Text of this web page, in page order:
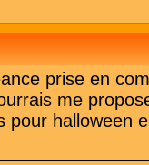
prise en
me
pour halloween